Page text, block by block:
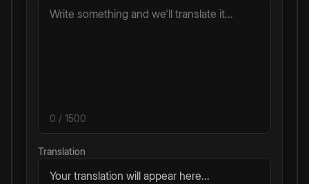
0 / 1500
Translation
Your translation will appear here...